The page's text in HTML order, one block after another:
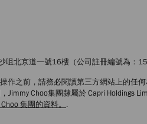
咀北京道一號16樓（公司註冊編號為：
之前，請務必閱讀第三方網站上的任
Choo集團隸屬於 Capri Holdings
集團的資料。 .